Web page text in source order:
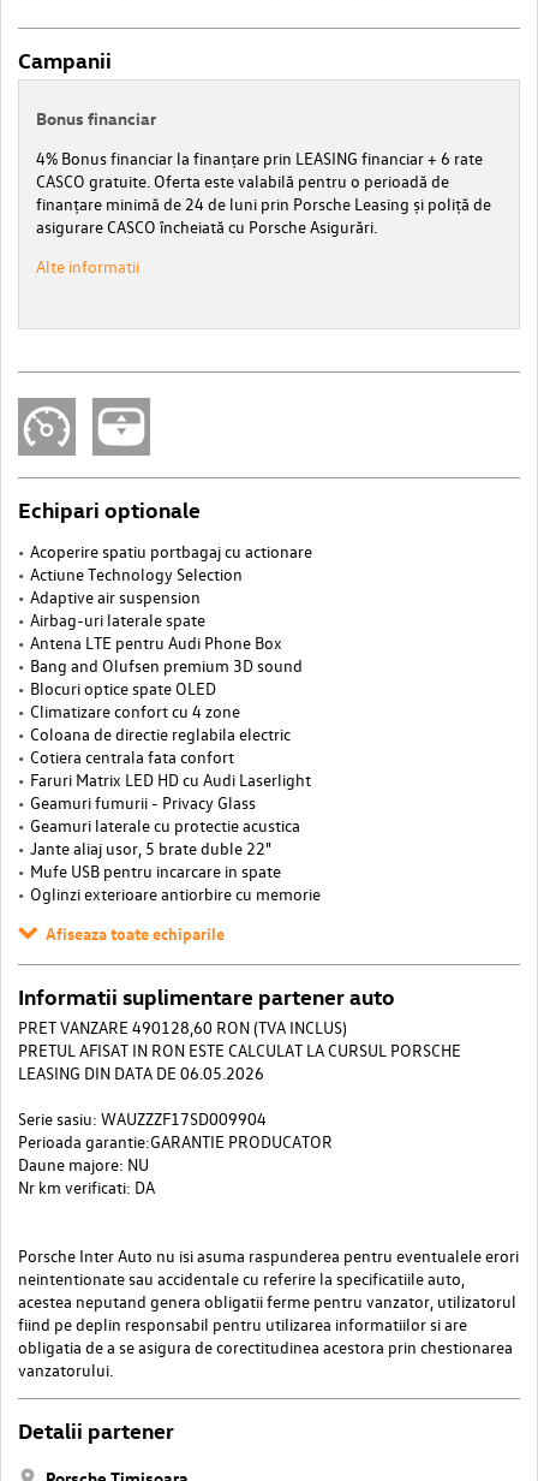
Campanii
Bonus financiar
4% Bonus financiar la finanțare prin LEASING financiar + 6 rate
CASCO gratuite. Oferta este valabilă pentru o perioadă de
finanțare minimă de 24 de luni prin Porsche Leasing și poliță de
asigurare CASCO încheiată cu Porsche Asigurări.
Alte informatii
Echipari optionale
Acoperire spatiu portbagaj cu actionare
Actiune Technology Selection
Adaptive air suspension
Airbag-uri laterale spate
Antena LTE pentru Audi Phone Box
Bang and Olufsen premium 3D sound
Blocuri optice spate OLED
Climatizare confort cu 4 zone
Coloana de directie reglabila electric
Cotiera centrala fata confort
Faruri Matrix LED HD cu Audi Laserlight
Geamuri fumurii - Privacy Glass
Geamuri laterale cu protectie acustica
Jante aliaj usor, 5 brate duble 22"
Mufe USB pentru incarcare in spate
Oglinzi exterioare antiorbire cu memorie
Afiseaza toate echiparile
Informatii suplimentare partener auto
PRET VANZARE 490128,60 RON (TVA INCLUS)
PRETUL AFISAT IN RON ESTE CALCULAT LA CURSUL PORSCHE
LEASING DIN DATA DE 06.05.2026
Serie sasiu: WAUZZZF17SD009904
Perioada garantie:GARANTIE PRODUCATOR
Daune majore: NU
Nr km verificati: DA
Porsche Inter Auto nu isi asuma raspunderea pentru eventualele erori
neintentionate sau accidentale cu referire la specificatiile auto,
acestea neputand genera obligatii ferme pentru vanzator, utilizatorul
fiind pe deplin responsabil pentru utilizarea informatiilor si are
obligatia de a se asigura de corectitudinea acestora prin chestionarea
vanzatorului.
Detalii partener